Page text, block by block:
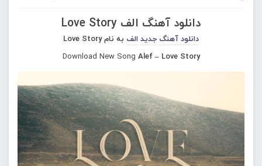
دانلود آهنگ الف Love Story
دانلود آهنگ جدید الف به نام Love Story
Download New Song Alef – Love Story